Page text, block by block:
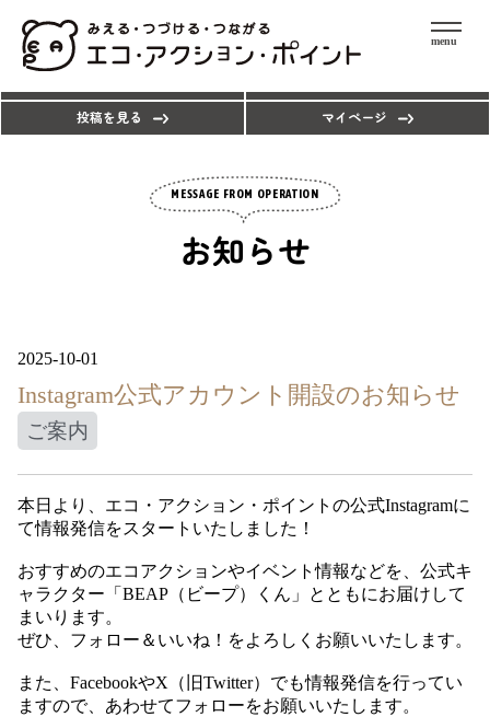
menu
投稿を見る
マイページ
MESSAGE FROM OPERATION
お知らせ
2025-10-01
Instagram公式アカウント開設のお知らせ
ご案内
本日より、エコ・アクション・ポイントの公式Instagramに
て情報発信をスタートいたしました！
おすすめのエコアクションやイベント情報などを、公式キ
ャラクター「BEAP（ビープ）くん」とともにお届けして
まいります。
ぜひ、フォロー＆いいね！をよろしくお願いいたします。
また、FacebookやX（旧Twitter）でも情報発信を行ってい
ますので、あわせてフォローをお願いいたします。